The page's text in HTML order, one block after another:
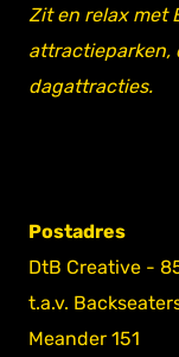
Zit en relax met
attractieparken,
dagattracties.
Postadres
DtB Creative -
t.a.v.
Meander 151